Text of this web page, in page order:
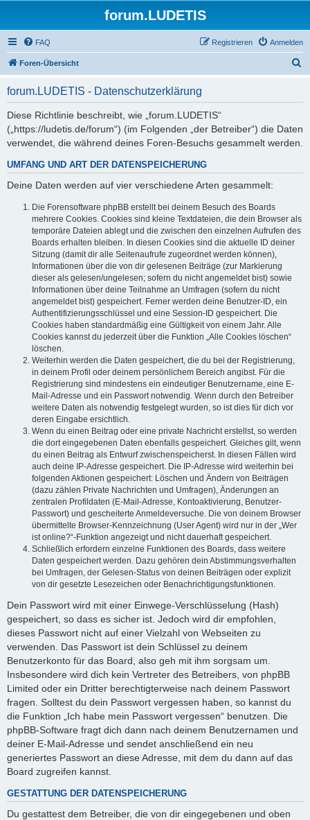
forum.LUDETIS
FAQ Anmelden
Registrieren
Foren-Übersicht
forum.LUDETIS - Datenschutzerklärung
Diese Richtlinie beschreibt, wie „forum.LUDETIS“
(„https://ludetis.de/forum“) (im Folgenden „der Betreiber“) die Daten
verwendet, die während deines Foren-Besuchs gesammelt werden.
UMFANG UND ART DER DATENSPEICHERUNG
Deine Daten werden auf vier verschiedene Arten gesammelt:
Die Forensoftware phpBB erstellt bei deinem Besuch des Boards
mehrere Cookies. Cookies sind kleine Textdateien, die dein Browser als
temporäre Dateien ablegt und die zwischen den einzelnen Aufrufen des
Boards erhalten bleiben. In diesen Cookies sind die aktuelle ID deiner
Sitzung (damit dir alle Seitenaufrufe zugeordnet werden können),
Informationen über die von dir gelesenen Beiträge (zur Markierung
dieser als gelesen/ungelesen; sofern du nicht angemeldet bist) sowie
Informationen über deine Teilnahme an Umfragen (sofern du nicht
angemeldet bist) gespeichert. Ferner werden deine Benutzer-ID, ein
Authentifizierungsschlüssel und eine Session-ID gespeichert. Die
Cookies haben standardmäßig eine Gültigkeit von einem Jahr. Alle
Cookies kannst du jederzeit über die Funktion „Alle Cookies löschen“
löschen.
Weiterhin werden die Daten gespeichert, die du bei der Registrierung,
in deinem Profil oder deinem persönlichem Bereich angibst. Für die
Registrierung sind mindestens ein eindeutiger Benutzername, eine E-
Mail-Adresse und ein Passwort notwendig. Wenn durch den Betreiber
weitere Daten als notwendig festgelegt wurden, so ist dies für dich vor
deren Eingabe ersichtlich.
Wenn du einen Beitrag oder eine private Nachricht erstellst, so werden
die dort eingegebenen Daten ebenfalls gespeichert. Gleiches gilt, wenn
du einen Beitrag als Entwurf zwischenspeicherst. In diesen Fällen wird
auch deine IP-Adresse gespeichert. Die IP-Adresse wird weiterhin bei
folgenden Aktionen gespeichert: Löschen und Ändern von Beiträgen
(dazu zählen Private Nachrichten und Umfragen), Änderungen an
zentralen Profildaten (E-Mail-Adresse, Kontoaktivierung, Benutzer-
Passwort) und gescheiterte Anmeldeversuche. Die von deinem Browser
übermittelte Browser-Kennzeichnung (User Agent) wird nur in der „Wer
ist online?“-Funktion angezeigt und nicht dauerhaft gespeichert.
Schließlich erfordern einzelne Funktionen des Boards, dass weitere
Daten gespeichert werden. Dazu gehören dein Abstimmungsverhalten
bei Umfragen, der Gelesen-Status von deinen Beiträgen oder explizit
von dir gesetzte Lesezeichen oder Benachrichtigungsfunktionen.
Dein Passwort wird mit einer Einwege-Verschlüsselung (Hash)
gespeichert, so dass es sicher ist. Jedoch wird dir empfohlen,
dieses Passwort nicht auf einer Vielzahl von Webseiten zu
verwenden. Das Passwort ist dein Schlüssel zu deinem
Benutzerkonto für das Board, also geh mit ihm sorgsam um.
Insbesondere wird dich kein Vertreter des Betreibers, von phpBB
Limited oder ein Dritter berechtigterweise nach deinem Passwort
fragen. Solltest du dein Passwort vergessen haben, so kannst du
die Funktion „Ich habe mein Passwort vergessen“ benutzen. Die
phpBB-Software fragt dich dann nach deinem Benutzernamen und
deiner E-Mail-Adresse und sendet anschließend ein neu
generiertes Passwort an diese Adresse, mit dem du dann auf das
Board zugreifen kannst.
GESTATTUNG DER DATENSPEICHERUNG
Du gestattest dem Betreiber, die von dir eingegebenen und oben